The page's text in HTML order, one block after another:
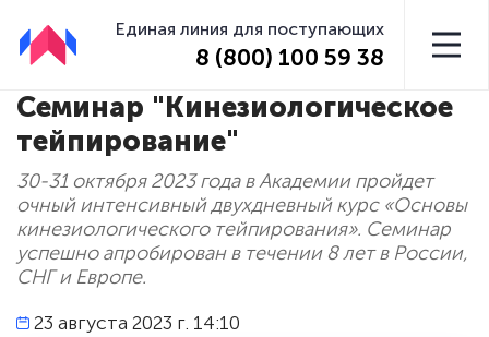
Единая линия для поступающих
8 (800) 100 59 38
Семинар "Кинезиологическое
тейпирование"
30-31 октября 2023 года в Академии пройдет
очный интенсивный двухдневный курс «Основы
кинезиологического тейпирования». Семинар
успешно апробирован в течении 8 лет в России,
СНГ и Европе.
23 августа 2023 г. 14:10